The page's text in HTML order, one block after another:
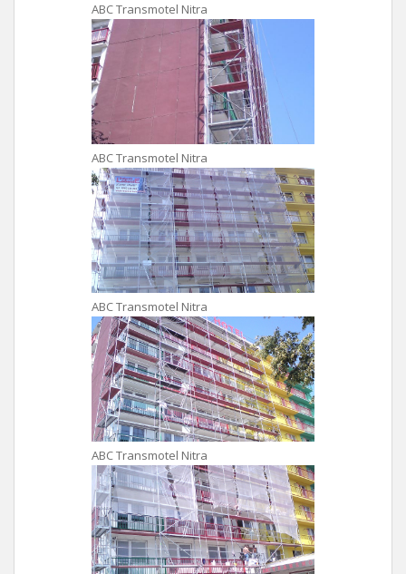
ABC Transmotel Nitra
ABC Transmotel Nitra
ABC Transmotel Nitra
ABC Transmotel Nitra